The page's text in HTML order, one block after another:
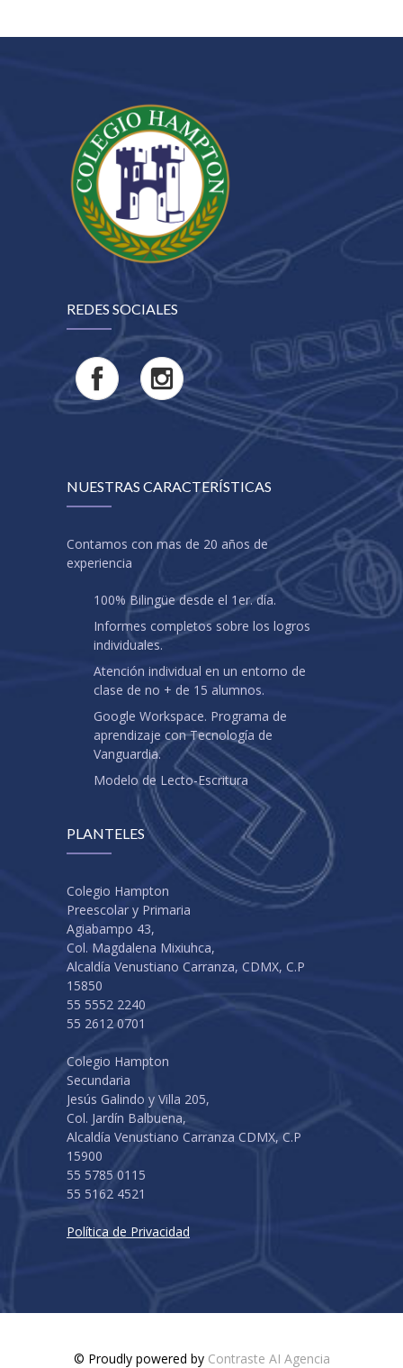
REDES SOCIALES
NUESTRAS CARACTERÍSTICAS
Contamos con mas de 20 años de
experiencia
100% Bilingüe desde el 1er. día.
Informes completos sobre los logros
individuales.
Atención individual en un entorno de
clase de no + de 15 alumnos.
Google Workspace. Programa de
aprendizaje con Tecnología de
Vanguardia.
Modelo de Lecto-Escritura
PLANTELES
Colegio Hampton
Preescolar y Primaria
Agiabampo 43,
Col. Magdalena Mixiuhca,
Alcaldía Venustiano Carranza, CDMX, C.P
15850
55 5552 2240
55 2612 0701
Colegio Hampton
Secundaria
Jesús Galindo y Villa 205,
Col. Jardín Balbuena,
Alcaldía Venustiano Carranza CDMX, C.P
15900
55 5785 0115
55 5162 4521
Política de Privacidad
© Proudly powered by Contraste AI Agencia